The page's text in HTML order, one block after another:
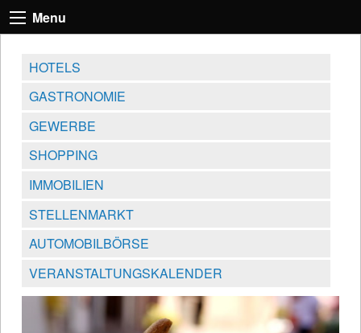
Menu
HOTELS
GASTRONOMIE
GEWERBE
SHOPPING
IMMOBILIEN
STELLENMARKT
AUTOMOBILBÖRSE
VERANSTALTUNGSKALENDER